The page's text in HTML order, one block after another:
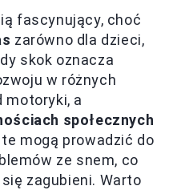
fascynujący, choć
zarówno dla dzieci,
skok oznacza
w różnych
motoryki, a
społecznych
mogą prowadzić do
ze snem, co
zagubieni. Warto